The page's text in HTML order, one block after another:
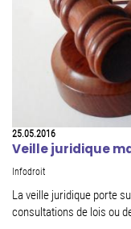
25.05.2016
Veille juridique
Infodroit
La veille juridique porte
consultations de lois ou